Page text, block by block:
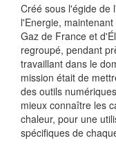
Créé sous l'égide de
l'Energie,
Gaz de France et
regroupé, pendant
travaillant dans le
mission était de
des outils
mieux connaître les
chaleur, pour une
spécifiques de